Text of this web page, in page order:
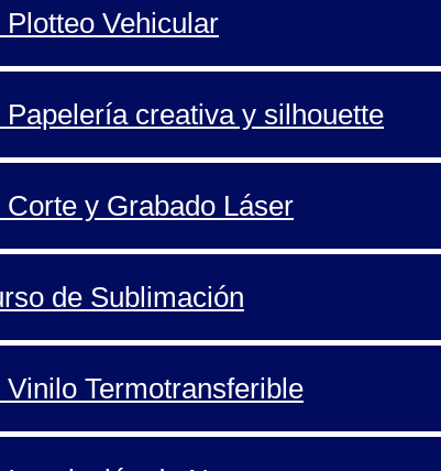
Vehicular
creativa y silhouette
y Grabado Láser
de Sublimación
Termotransferible